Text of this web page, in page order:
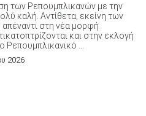
των Ρεπουμπλικανών με την
καλή. Αντίθετα, εκείνη των
στη νέα μορφή
και στην εκλογή
...
2026